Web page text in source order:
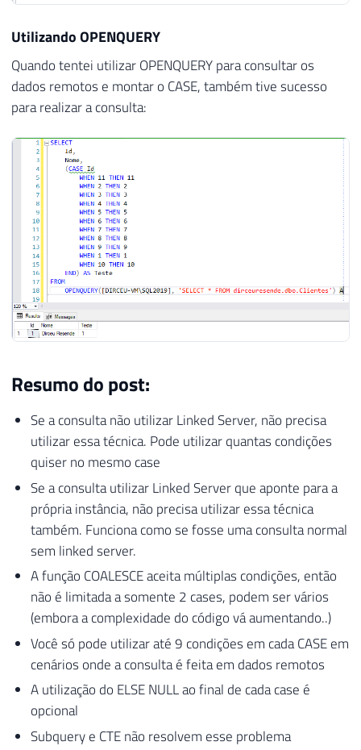
Utilizando OPENQUERY
Quando tentei utilizar OPENQUERY para consultar os
dados remotos e montar o CASE, também tive sucesso
para realizar a consulta:
Resumo do post:
Se a consulta não utilizar Linked Server, não precisa
utilizar essa técnica. Pode utilizar quantas condições
quiser no mesmo case
Se a consulta utilizar Linked Server que aponte para a
própria instância, não precisa utilizar essa técnica
também. Funciona como se fosse uma consulta normal
sem linked server.
A função COALESCE aceita múltiplas condições, então
não é limitada a somente 2 cases, podem ser vários
(embora a complexidade do código vá aumentando..)
Você só pode utilizar até 9 condições em cada CASE em
cenários onde a consulta é feita em dados remotos
A utilização do ELSE NULL ao final de cada case é
opcional
Subquery e CTE não resolvem esse problema